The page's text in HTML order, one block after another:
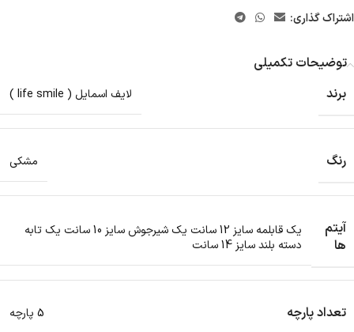
اشتراک گذاری:
توضیحات تکمیلی
برند
لایف اسمایل ( life smile )
رنگ مشکی
آیتم
ها
یک قابلمه سایز 12 سانت یک شیرجوش سایز 10 سانت یک تابه
دسته بلند سایز 14 سانت
تعداد پارچه 5 پارچه